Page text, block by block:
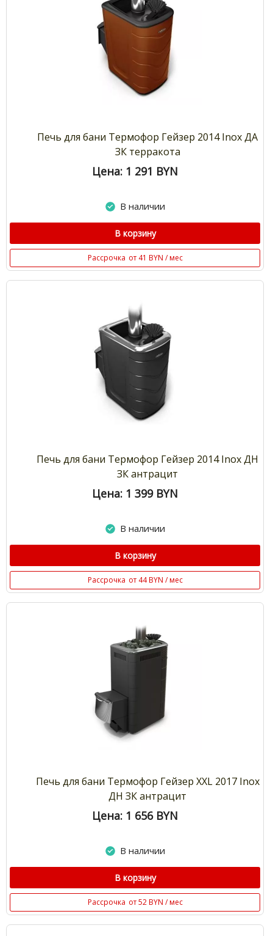
Печь для бани Термофор Гейзер 2014 Inox ДА
ЗК терракота
Цена: 1 291 BYN
В наличии
В корзину
Рассрочка от 41 BYN / мес
Печь для бани Термофор Гейзер 2014 Inox ДН
ЗК антрацит
Цена: 1 399 BYN
В наличии
В корзину
Рассрочка от 44 BYN / мес
Печь для бани Термофор Гейзер XXL 2017 Inox
ДН ЗК антрацит
Цена: 1 656 BYN
В наличии
В корзину
Рассрочка от 52 BYN / мес